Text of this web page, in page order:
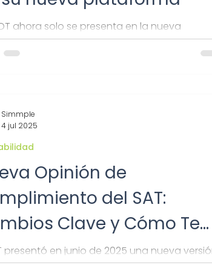
ahora solo se presenta en la nueva
del SAT. Descubre cómo cumplir
y evitar sanciones.
Opinión de
del SAT:
Clave y Cómo Te
presentó en junio de 2025 una nueva
de Cumplimiento, el documento
Simmple
4 jul 2025